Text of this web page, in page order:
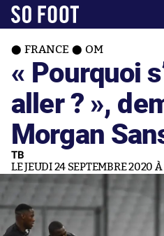
FRANCE OM
« Pourquoi
aller ? »,
Morgan
TB
LE JEUDI 24 SEPTEMBRE 2020 À